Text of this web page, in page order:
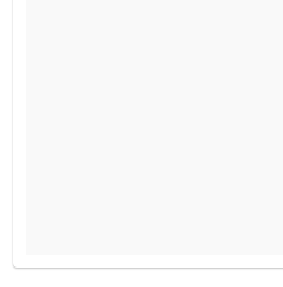
Ürün primi doğru
YASAL DOKÜMANLAR
GÖSTERGE FIYAT TABLOSU